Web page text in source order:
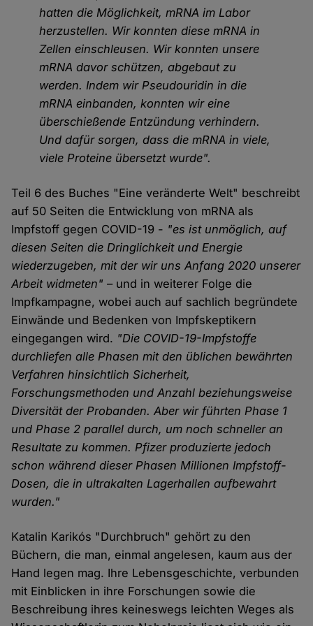
hatten die Möglichkeit, mRNA im Labor
herzustellen. Wir konnten diese mRNA in
Zellen einschleusen. Wir konnten unsere
mRNA davor schützen, abgebaut zu
werden. Indem wir Pseudouridin in die
mRNA einbanden, konnten wir eine
überschießende Entzündung verhindern.
Und dafür sorgen, dass die mRNA in viele,
viele Proteine übersetzt wurde".
Teil 6 des Buches "Eine veränderte Welt" beschreibt
auf 50 Seiten die Entwicklung von mRNA als
Impfstoff gegen COVID-19 - "es ist unmöglich, auf
diesen Seiten die Dringlichkeit und Energie
wiederzugeben, mit der wir uns Anfang 2020 unserer
Arbeit widmeten" – und in weiterer Folge die
Impfkampagne, wobei auch auf sachlich begründete
Einwände und Bedenken von Impfskeptikern
eingegangen wird. "Die COVID-19-Impfstoffe
durchliefen alle Phasen mit den üblichen bewährten
Verfahren hinsichtlich Sicherheit,
Forschungsmethoden und Anzahl beziehungsweise
Diversität der Probanden. Aber wir führten Phase 1
und Phase 2 parallel durch, um noch schneller an
Resultate zu kommen. Pfizer produzierte jedoch
schon während dieser Phasen Millionen Impfstoff-
Dosen, die in ultrakalten Lagerhallen aufbewahrt
wurden."
Katalin Karikós "Durchbruch" gehört zu den
Büchern, die man, einmal angelesen, kaum aus der
Hand legen mag. Ihre Lebensgeschichte, verbunden
mit Einblicken in ihre Forschungen sowie die
Beschreibung ihres keineswegs leichten Weges als